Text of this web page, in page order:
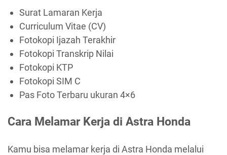
Surat Lamaran Kerja
Curriculum Vitae (CV)
Fotokopi Ijazah Terakhir
Fotokopi Transkrip Nilai
Fotokopi KTP
Fotokopi SIM C
Pas Foto Terbaru ukuran 4×6
Cara Melamar Kerja di Astra Honda
Kamu bisa melamar kerja di Astra Honda melalui